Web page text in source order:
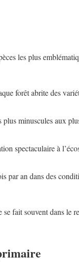
les plus
forêt abrite des
plus minuscules aux
spectaculaire à
par an dans des
fait souvent dans le